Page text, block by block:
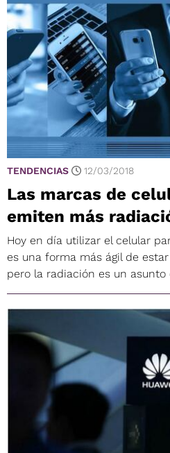
TENDENCIAS 12/03/2018
Las marcas de
emiten más
Hoy en día utilizar el celular
es una forma más ágil de
pero la radiación es un asunto